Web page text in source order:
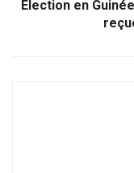
Élection en